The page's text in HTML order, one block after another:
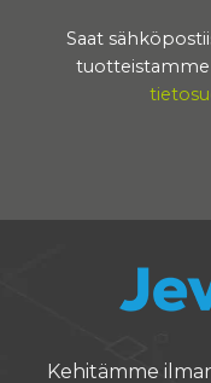
Saat
tuotteistamme
Kehitämme